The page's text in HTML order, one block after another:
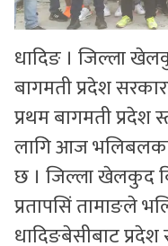
धादिङ । जिल्ला
बागमती प्रदेश
प्रथम बागमती प्रदेश
लागि आज
छ । जिल्ला खेलकुद
प्रतापसिं तामाङले
धादिङबेसीबाट प्रदेश